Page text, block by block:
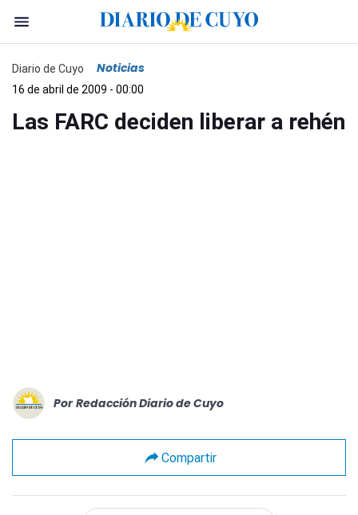
Diario de Cuyo Noticias
16 de abril de 2009 - 00:00
Las FARC deciden liberar a rehén
Por Redacción Diario de Cuyo
Compartir